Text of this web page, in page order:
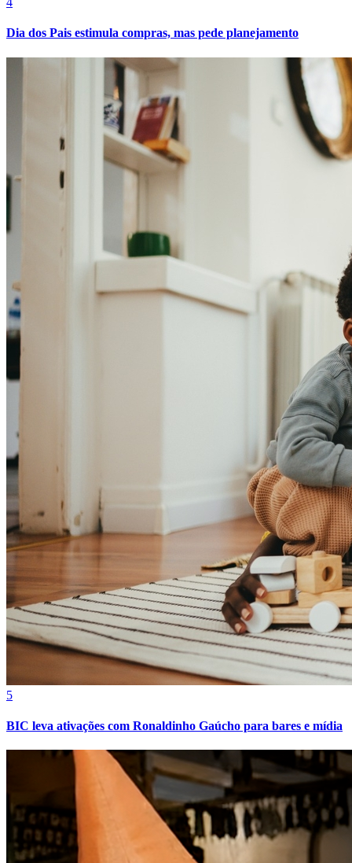
Athletico-PR
Bragantino
Dia dos Pais estimula compras, mas pede planejamento
5
BIC leva ativações com Ronaldinho Gaúcho para bares e mídia